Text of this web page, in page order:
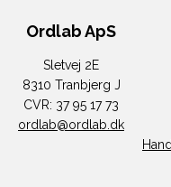
Ordlab ApS
Sletvej 2E
8310 Tranbjerg J
CVR: 37 95 17 73
ordlab@ordlab.dk